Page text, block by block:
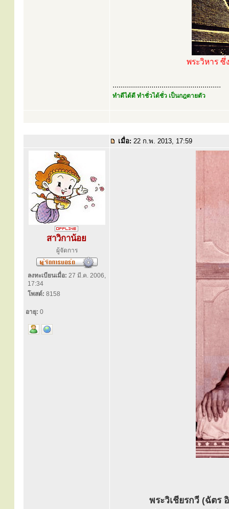
พระวิหาร
.....................................................
ทำดีได้ดี ทำชั่วได้ชั่ว เป็นกฎตายตัว
เมื่อ: 22 ก.พ. 2013, 17:59
สาวิกาน้อย
ผู้จัดการ
ลงทะเบียนเมื่อ: 27 มี.ค. 2006,
17:34
โพสต์: 8158
อายุ: 0
พระวิเชียรกวี (ฉัต